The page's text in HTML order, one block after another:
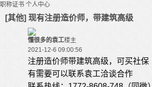
职称证书 个人中心
[其他] 现有注册造价师，带建筑高级
懂很多的袁工楼主
2021-12-6 09:00:56
注册造价师带建筑高级，可买社保
有需要可以联系袁工洽谈合作